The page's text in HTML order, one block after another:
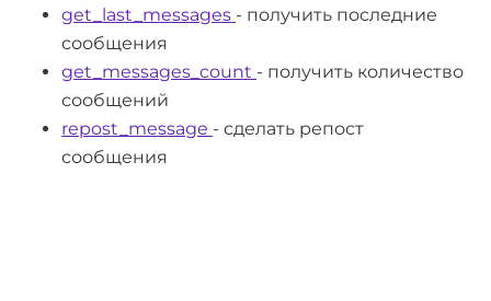
get_last_messages - получить последние
сообщения
get_messages_count - получить количество
сообщений
repost_message - сделать репост
сообщения